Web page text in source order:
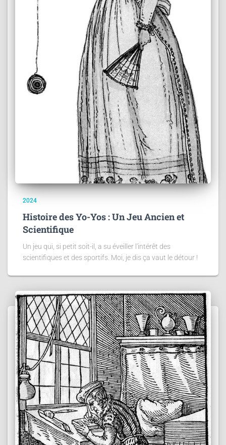
2024
Histoire des Yo-Yos : Un Jeu Ancien et
Scientifique
Un jeu qui, si petit soit-il, a su éveiller l'intérêt des
scientifiques et des sportifs. Moi, je dis ça vaut le détour !